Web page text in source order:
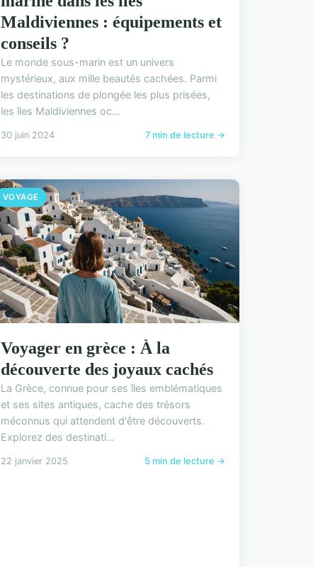
Maldiviennes : équipements et
conseils ?
Le monde sous-marin est un univers
mystérieux, aux mille beautés cachées. Parmi
les destinations de plongée les plus prisées,
les îles Maldiviennes oc...
30 juin 2024 7 min de lecture →
VOYAGE
Voyager en grèce : À la
découverte des joyaux cachés
La Grèce, connue pour ses îles emblématiques
et ses sites antiques, cache des trésors
méconnus qui attendent d'être découverts.
Explorez des destinati...
22 janvier 2025 5 min de lecture →